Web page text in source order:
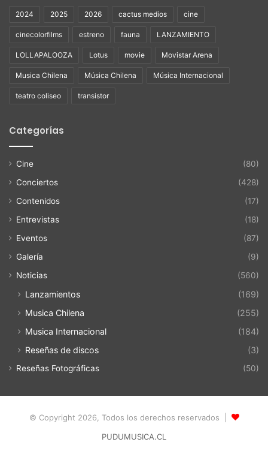
2024 2025 2026 cactus medios cine
cinecolorfilms estreno fauna LANZAMIENTO
LOLLAPALOOZA Lotus movie Movistar Arena
Musica Chilena Música Chilena Música Internacional
teatro coliseo transistor
Categorías
Cine
(80)
Conciertos
(428)
Contenidos
(17)
Entrevistas
(18)
Eventos
(87)
Galería
(9)
Noticias
(560)
Lanzamientos
(169)
Musica Chilena
(255)
Musica Internacional
(184)
Reseñas de discos
(3)
Reseñas Fotográficas (50)
© Copyright 2026, Todos los derechos reservados |
PUDUMUSICA.CL